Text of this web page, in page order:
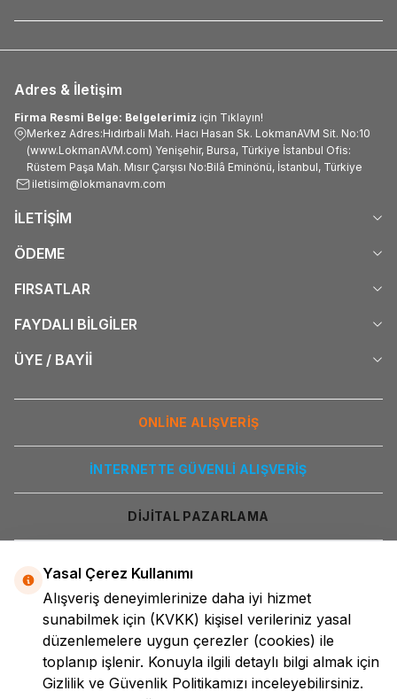
Adres & İletişim
Firma Resmi Belge: Belgelerimiz için Tıklayın!
Merkez Adres:Hıdırbali Mah. Hacı Hasan Sk. LokmanAVM Sit. No:10
(www.LokmanAVM.com) Yenişehir, Bursa, Türkiye İstanbul Ofis:
Rüstem Paşa Mah. Mısır Çarşısı No:Bilâ Eminönü, İstanbul, Türkiye
iletisim@lokmanavm.com
İLETİŞİM
ÖDEME
FIRSATLAR
FAYDALI BİLGİLER
ÜYE / BAYİİ
ONLİNE ALIŞVERİŞ
İNTERNETTE GÜVENLİ ALIŞVERİŞ
DİJİTAL PAZARLAMA
LokmanAVM
Yasal Çerez Kullanımı
Alışveriş deneyimlerinize daha iyi hizmet
sunabilmek için (KVKK) kişisel verileriniz yasal
düzenlemelere uygun çerezler (cookies) ile
toplanıp işlenir. Konuyla ilgili detaylı bilgi almak için
Gizlilik ve Güvenlik Politikamızı inceleyebilirsiniz.